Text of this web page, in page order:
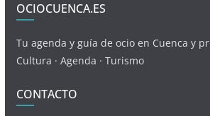
OCIOCUENCA.ES
Tu agenda y guía de ocio en Cuenca y
Cultura · Agenda · Turismo
CONTACTO